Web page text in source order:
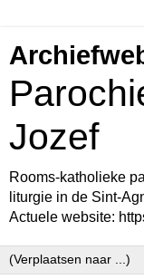
Jozef
Rooms-katholieke
liturgie in de Sint-
Actuele website: